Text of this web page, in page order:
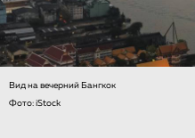
Вид на вечерний Бангкок
Фото: iStock